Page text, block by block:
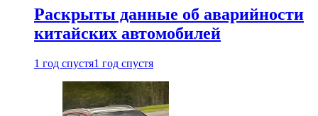
Раскрыты данные об аварийности
китайских автомобилей
1 год спустя1 год спустя